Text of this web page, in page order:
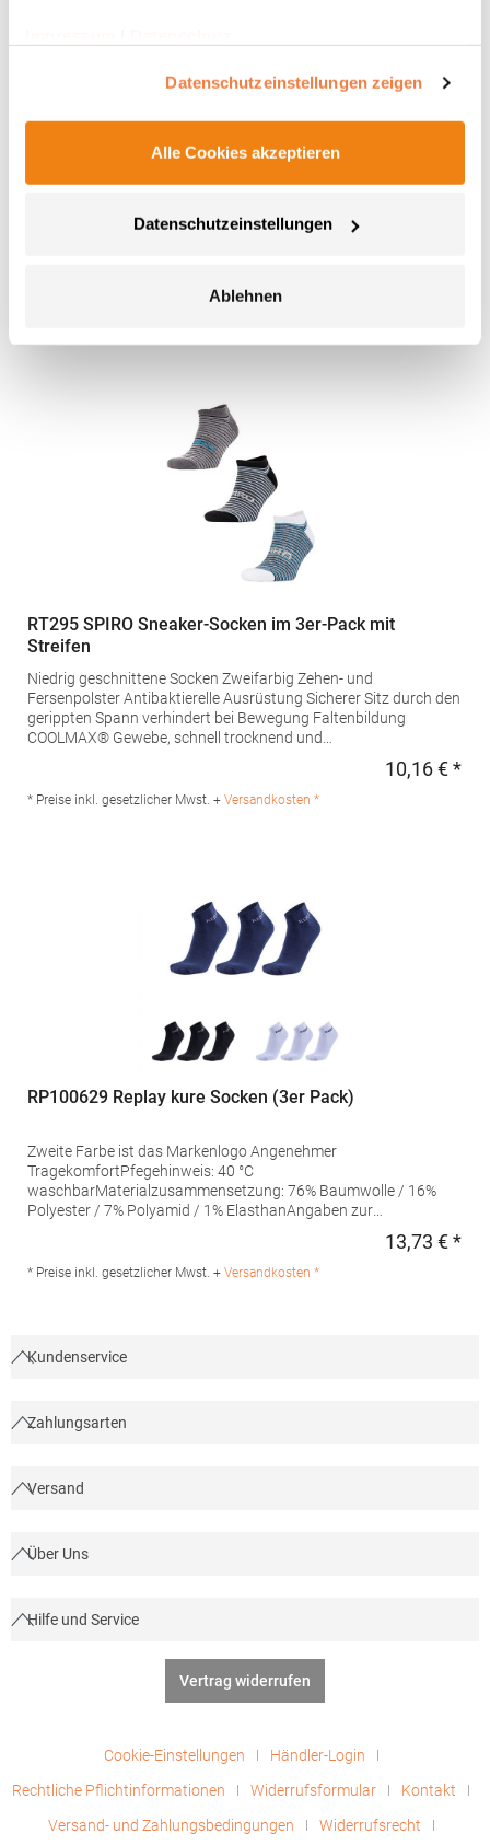
Datenschutzeinstellungen zeigen
Alle Cookies akzeptieren
Datenschutzeinstellungen
Ablehnen
RP100628 Replay In Liner Socken (3er Pack)
Angenehmer TragekomfortPfegehinweis: 40 °C
Elasthan)Angaben zur Produktsicherheit: Herst.-Nr.: C100628
44139 Dortmund Deutschland E-Mail: info@printwear.eu
RT295 SPIRO Sneaker-Socken im 3er-Pack mit
Streifen
Niedrig geschnittene Socken Zweifarbig Zehen- und
Fersenpolster Antibaktierelle Ausrüstung Sicherer Sitz durch den
gerippten Spann verhindert bei Bewegung Faltenbildung
COOLMAX® Gewebe, schnell trocknend und
S295XHersteller: Result Clothing Ltd. Narcisova 1 821 01
10,16 € *
* Preise inkl. gesetzlicher Mwst. + Versandkosten *
RP100629 Replay kure Socken (3er Pack)
Zweite Farbe ist das Markenlogo Angenehmer
TragekomfortPfegehinweis: 40 °C
waschbarMaterialzusammensetzung: 76% Baumwolle / 16%
Polyester / 7% Polyamid / 1% ElasthanAngaben zur
GmbH & Co. KG Rheinlanddamm 199 44139 Dortmund
Deutschland E-Mail: info@printwear.eu
13,73 € *
* Preise inkl. gesetzlicher Mwst. + Versandkosten *
Kundenservice
Zahlungsarten
Versand
Über Uns
Hilfe und Service
Vertrag widerrufen
Cookie-Einstellungen
Händler-Login
Rechtliche Pflichtinformationen
Widerrufsformular
Kontakt
Versand- und Zahlungsbedingungen
Widerrufsrecht